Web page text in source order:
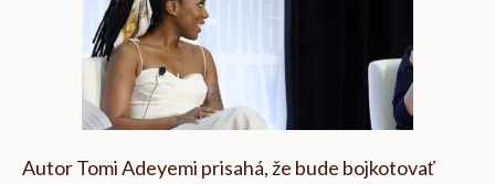
Autor Tomi Adeyemi prisahá, že bude bojkotovať